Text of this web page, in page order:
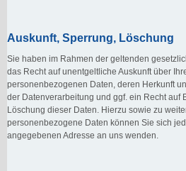
Auskunft, Sperrung, Löschung
Sie haben im Rahmen der geltenden
das Recht auf unentgeltliche Auskunft über
personenbezogenen Daten, deren Herkunft
der Datenverarbeitung und ggf. ein Recht auf
Löschung dieser Daten. Hierzu sowie zu
personenbezogene Daten können Sie sich
angegebenen Adresse an uns wenden.